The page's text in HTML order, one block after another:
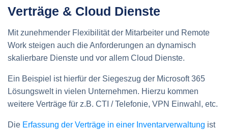
Verträge & Cloud Dienste
Mit zunehmender Flexibilität der Mitarbeiter und Remote
Work steigen auch die Anforderungen an dynamisch
skalierbare Dienste und vor allem Cloud Dienste.
Ein Beispiel ist hierfür der Siegeszug der Microsoft 365
Lösungswelt in vielen Unternehmen. Hierzu kommen
weitere Verträge für z.B. CTI / Telefonie, VPN Einwahl, etc.
Die Erfassung der Verträge in einer Inventarverwaltung ist